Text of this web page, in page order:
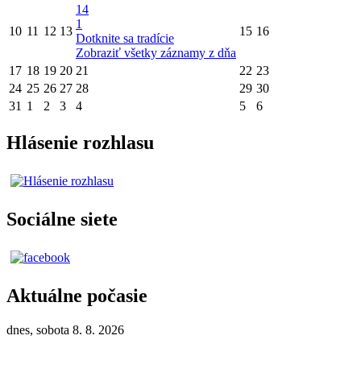
10 11 12 13
14
1
Dotknite sa tradície
Zobraziť všetky záznamy z dňa
15 16
17 18 19 20 21 22 23
24 25 26 27 28 29 30
31 1 2 3 4 5 6
Hlásenie rozhlasu
Sociálne siete
Aktuálne počasie
dnes, sobota 8. 8. 2026